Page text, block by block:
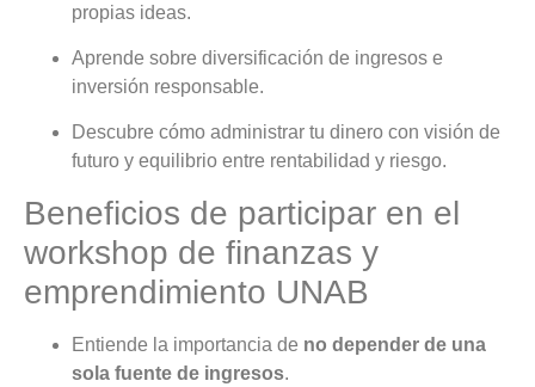
propias ideas.
Aprende sobre diversificación de ingresos e
inversión responsable.
Descubre cómo administrar tu dinero con visión de
futuro y equilibrio entre rentabilidad y riesgo.
Beneficios de participar en el
workshop de finanzas y
emprendimiento UNAB
Entiende la importancia de no depender de una
sola fuente de ingresos.